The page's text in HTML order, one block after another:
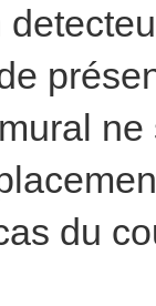
ne
du